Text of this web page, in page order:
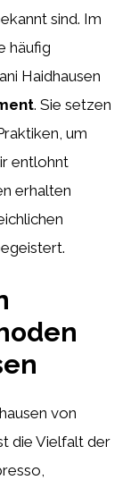
sind. Im
häufig
Haidhausen
. Sie setzen
um
entlohnt
erhalten
von
die Vielfalt der